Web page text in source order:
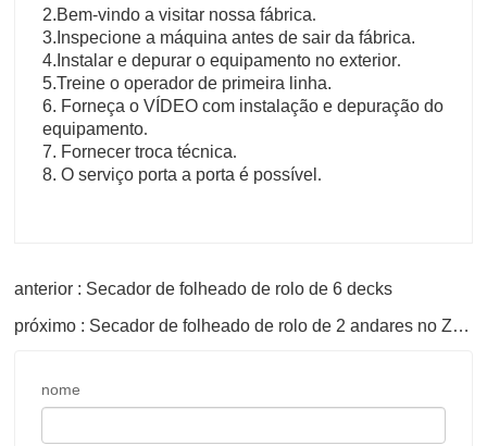
2.Bem-vindo a visitar nossa fábrica.
3.Inspecione a máquina antes de sair da fábrica.
4.Instalar e depurar o equipamento no exterior.
5.Treine o operador de primeira linha.
6. Forneça o VÍDEO com instalação e depuração do
equipamento.
7. Fornecer troca técnica.
8. O serviço porta a porta é possível .
anterior : Secador de folheado de rolo de 6 decks
próximo : Secador de folheado de rolo de 2 andares no Zimbábue
nome